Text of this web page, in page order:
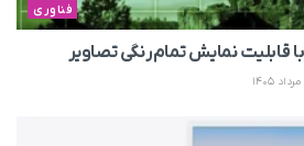
فناوری
نمایش تمام‌رنگی تصاویر